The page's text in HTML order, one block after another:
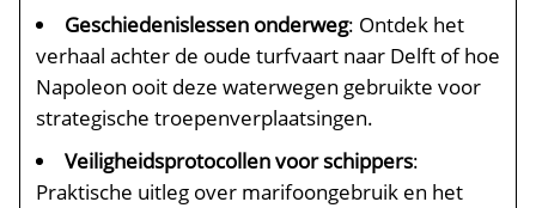
Geschiedenislessen onderweg: Ontdek het
verhaal achter de oude turfvaart naar Delft of hoe
Napoleon ooit deze waterwegen gebruikte voor
strategische troepenverplaatsingen.​
Veiligheidsprotocollen voor schippers:
Praktische uitleg over marifoongebruik en het